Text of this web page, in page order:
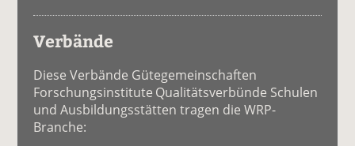
Verbände
Diese Verbände Gütegemeinschaften
Forschungsinstitute Qualitätsverbünde Schulen
und Ausbildungsstätten tragen die WRP-
Branche: